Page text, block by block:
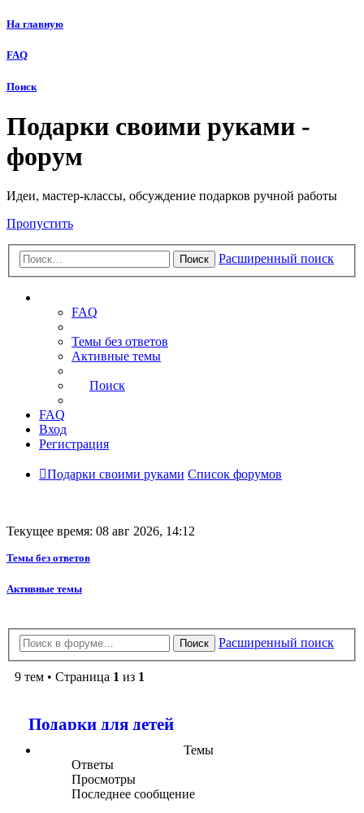
На главную
FAQ
Поиск
Подарки своими руками -
форум
Идеи, мастер-классы, обсуждение подарков ручной работы
Пропустить
Поиск Расширенный поиск
FAQ
Темы без ответов
Активные темы
Поиск
FAQ
Вход
Регистрация
Подарки своими руками Список форумов
Текущее время: 08 авг 2026, 14:12
Темы без ответов
Активные темы
Поиск Расширенный поиск
9 тем • Страница 1 из 1
Подарки для детей
Темы
Ответы
Просмотры
Последнее сообщение